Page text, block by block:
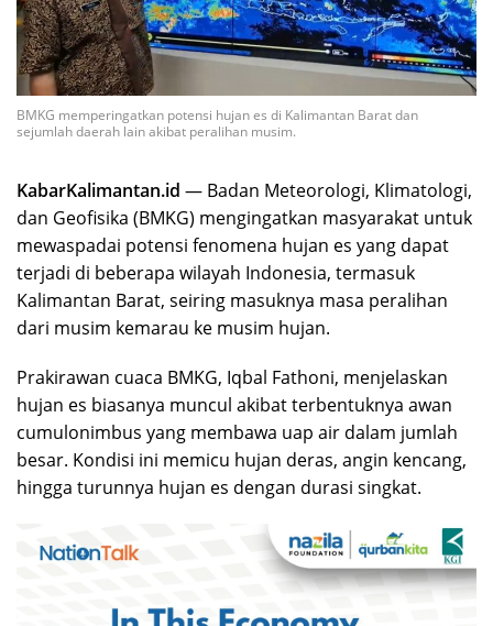
BMKG memperingatkan potensi hujan es di Kalimantan Barat dan
sejumlah daerah lain akibat peralihan musim.
KabarKalimantan.id — Badan Meteorologi, Klimatologi,
dan Geofisika (BMKG) mengingatkan masyarakat untuk
mewaspadai potensi fenomena hujan es yang dapat
terjadi di beberapa wilayah Indonesia, termasuk
Kalimantan Barat, seiring masuknya masa peralihan
dari musim kemarau ke musim hujan.
Prakirawan cuaca BMKG, Iqbal Fathoni, menjelaskan
hujan es biasanya muncul akibat terbentuknya awan
cumulonimbus yang membawa uap air dalam jumlah
besar. Kondisi ini memicu hujan deras, angin kencang,
hingga turunnya hujan es dengan durasi singkat.